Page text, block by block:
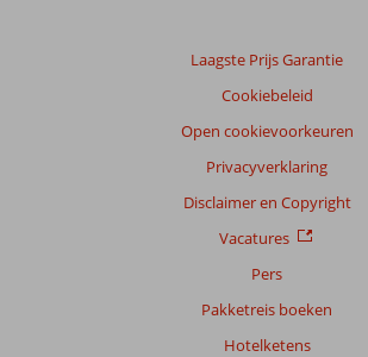
Laagste Prijs Garantie
Cookiebeleid
Open cookievoorkeuren
Privacyverklaring
Disclaimer en Copyright
Vacatures
Pers
Pakketreis boeken
Hotelketens